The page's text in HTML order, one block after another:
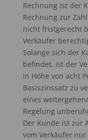
Rechnung ist der
Rechnung zur
nicht fristgerecht
Verkäufer
Solange sich der
befindet, ist der
in Höhe von acht
Basiszinssatz zu
eines
Regelung
Der Kunde ist zur
vom Verkäufer